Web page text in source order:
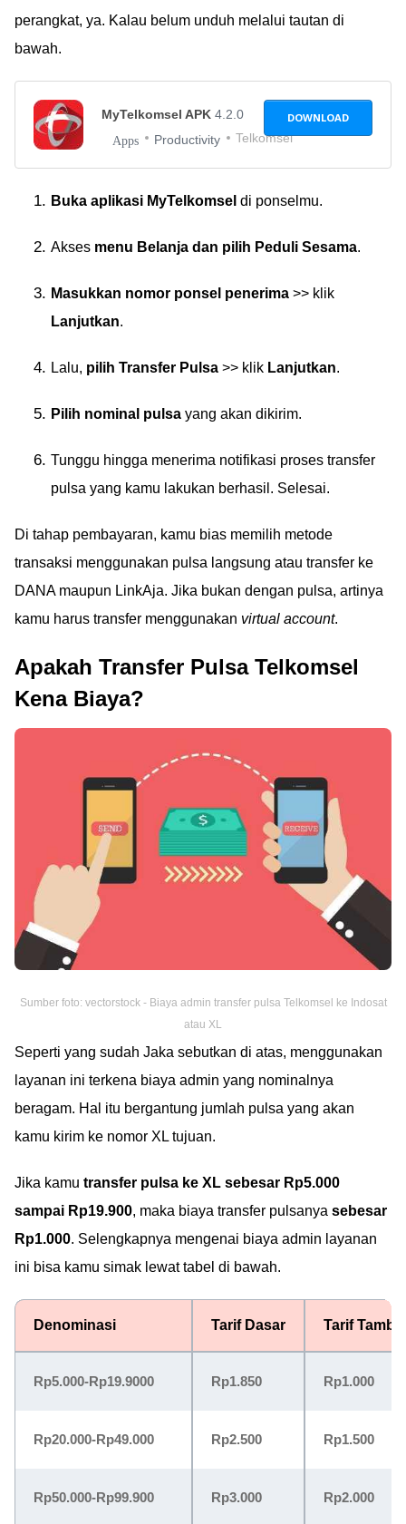
perangkat, ya. Kalau belum unduh melalui tautan di
bawah.
MyTelkomsel APK 4.2.0
Apps Productivity Telkomsel
DOWNLOAD
Buka aplikasi MyTelkomsel di ponselmu.
Akses menu Belanja dan pilih Peduli Sesama.
Masukkan nomor ponsel penerima >> klik
Lanjutkan.
Lalu, pilih Transfer Pulsa >> klik Lanjutkan.
Pilih nominal pulsa yang akan dikirim.
Tunggu hingga menerima notifikasi proses transfer
pulsa yang kamu lakukan berhasil. Selesai.
Di tahap pembayaran, kamu bias memilih metode
transaksi menggunakan pulsa langsung atau transfer ke
DANA maupun LinkAja. Jika bukan dengan pulsa, artinya
kamu harus transfer menggunakan virtual account.
Apakah Transfer Pulsa Telkomsel
Kena Biaya?
Sumber foto: vectorstock - Biaya admin transfer pulsa Telkomsel ke Indosat
atau XL
Seperti yang sudah Jaka sebutkan di atas, menggunakan
layanan ini terkena biaya admin yang nominalnya
beragam. Hal itu bergantung jumlah pulsa yang akan
kamu kirim ke nomor XL tujuan.
Jika kamu transfer pulsa ke XL sebesar Rp5.000
sampai Rp19.900, maka biaya transfer pulsanya sebesar
Rp1.000. Selengkapnya mengenai biaya admin layanan
ini bisa kamu simak lewat tabel di bawah.
Denominasi Tarif Dasar Tarif
Rp5.000-Rp19.9000 Rp1.850 Rp1.000
Rp20.000-Rp49.000 Rp2.500 Rp1.500
Rp50.000-Rp99.900 Rp3.000 Rp2.000